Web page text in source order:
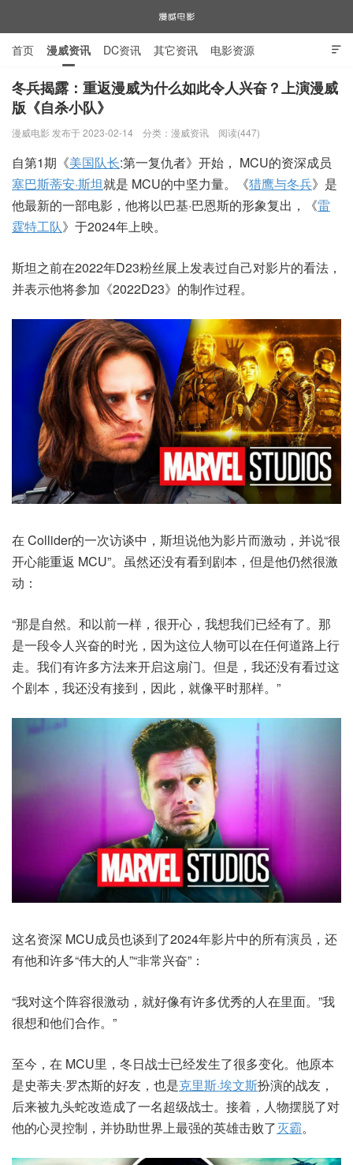
漫威电影

首页 漫威资讯 DC资讯 其它资讯 电影资源
电视剧资源 漫威图片
冬兵揭露：重返漫威为什么如此令人兴奋？上演漫威
版《自杀小队》
漫威电影 发布于 2023-02-14 分类： 漫威资讯 阅读(447)
自第1期《美国队长:第一复仇者》开始， MCU的资深成员
塞巴斯蒂安·斯坦就是 MCU的中坚力量。《猎鹰与冬兵》是
他最新的一部电影，他将以巴基·巴恩斯的形象复出，《雷
霆特工队》于2024年上映。
斯坦之前在2022年D23粉丝展上发表过自己对影片的看法，
并表示他将参加《2022D23》的制作过程。
在 Collider的一次访谈中，斯坦说他为影片而激动，并说“很
开心能重返 MCU”。虽然还没有看到剧本，但是他仍然很激
动：
“那是自然。和以前一样，很开心，我想我们已经有了。那
是一段令人兴奋的时光，因为这位人物可以在任何道路上行
走。我们有许多方法来开启这扇门。但是，我还没有看过这
个剧本，我还没有接到，因此，就像平时那样。”
这名资深 MCU成员也谈到了2024年影片中的所有演员，还
有他和许多“伟大的人”“非常兴奋”：
“我对这个阵容很激动，就好像有许多优秀的人在里面。”我
很想和他们合作。”
至今，在 MCU里，冬日战士已经发生了很多变化。他原本
是史蒂夫·罗杰斯的好友，也是克里斯·埃文斯扮演的战友，
后来被九头蛇改造成了一名超级战士。接着，人物摆脱了对
他的心灵控制，并协助世界上最强的英雄击败了灭霸。